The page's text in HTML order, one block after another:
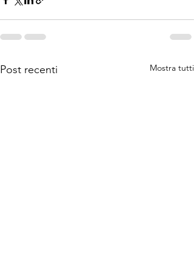
Post recenti Mostra tutti